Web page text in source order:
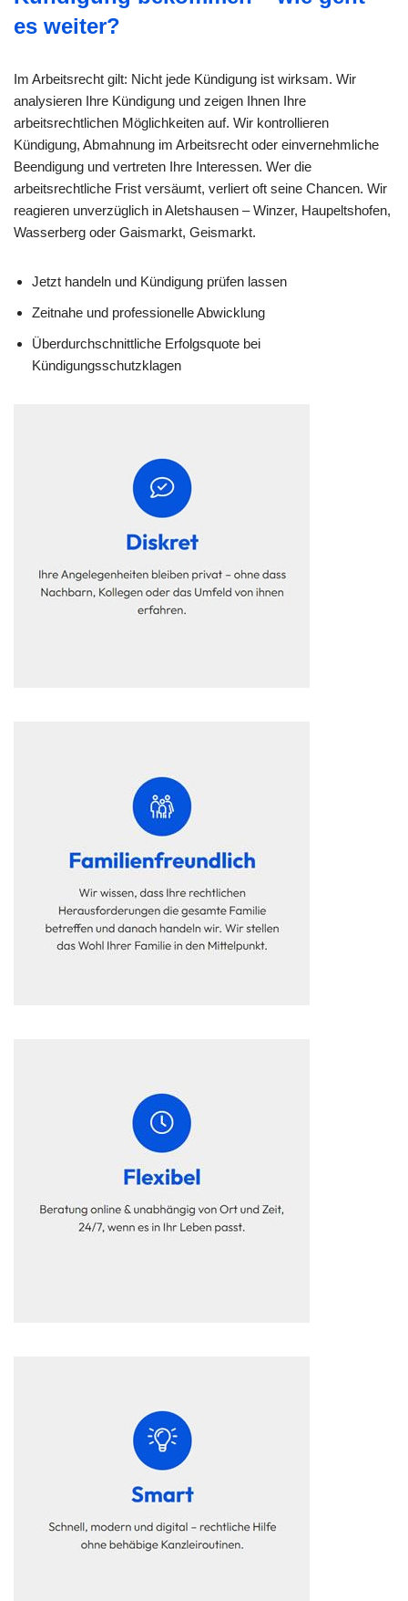
es weiter?
Im Arbeitsrecht gilt: Nicht jede Kündigung ist wirksam. Wir
analysieren Ihre Kündigung und zeigen Ihnen Ihre
arbeitsrechtlichen Möglichkeiten auf. Wir kontrollieren
Kündigung, Abmahnung im Arbeitsrecht oder einvernehmliche
Beendigung und vertreten Ihre Interessen. Wer die
arbeitsrechtliche Frist versäumt, verliert oft seine Chancen. Wir
reagieren unverzüglich in Aletshausen – Winzer, Haupeltshofen,
Wasserberg oder Gaismarkt, Geismarkt.
Jetzt handeln und Kündigung prüfen lassen
Zeitnahe und professionelle Abwicklung
Überdurchschnittliche Erfolgsquote bei
Kündigungsschutzklagen